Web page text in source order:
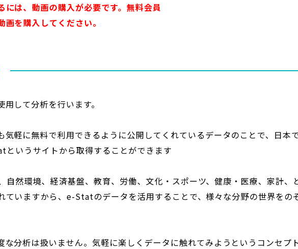
には、動画の購入が必要です。無料会員
を購入してください。
して分析を行います。
気軽に無料で利用できるように公開してくれているデータのことで、日本
いうサイトから取得することができます
然環境、経済基盤、教育、労働、文化・スポーツ、健康・医療、家計、
ていますから、e-Statのデータを活用することで、様々な分野の世界をの
な分析は扱いません。気軽に楽しくデータに触れてみようというコンセプ